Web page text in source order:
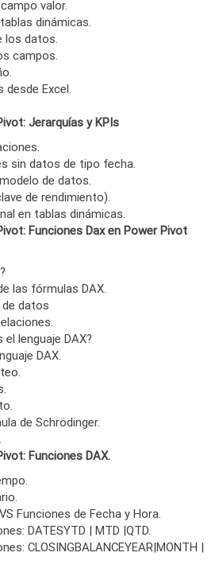
valor.
dinámicas.
datos.
campos.
Excel.
Jerarquías y KPIs
sin datos de tipo fecha.
de datos.
de rendimiento).
en tablas dinámicas.
Funciones Dax en Power Pivot
las fórmulas DAX.
datos
lenguaje DAX?
DAX.
de Schrödinger.
Funciones DAX.
Funciones de Fecha y Hora.
DATESYTD | MTD |QTD.
CLOSINGBALANCEYEAR|MONTH |